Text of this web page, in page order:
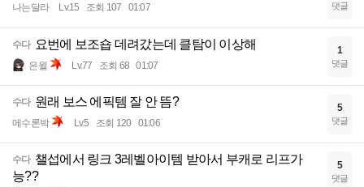
나는달라 Lv.15 조회 107 01:07 댓글
수다 요번에 보조숍 데려갔는데 클탐이 이상해
은윌 Lv.77 조회 68 01:07
1
댓글
수다 원래 보스 에픽템 잘 안 뜸?
메수론박 Lv.5 조회 120 01:06
5
댓글
수다 챌섭에서 링크 3레벨아이템 받아서 부캐로 리프가
능??
5
댓글